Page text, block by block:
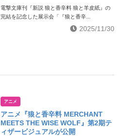
電撃文庫刊『新説 狼と香辛料 狼と羊皮紙』の
完結を記念した展示会「『狼と香辛...
2025/11/30
アニメ
アニメ『狼と香辛料 MERCHANT
MEETS THE WISE WOLF』第2期テ
ィザービジュアルが公開